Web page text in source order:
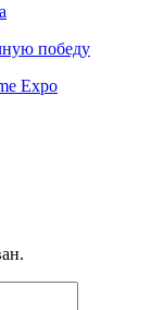
победу
Expo